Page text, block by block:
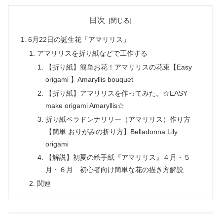
目次
6月22日の誕生花「アマリリス」
アマリリスを折り紙などで工作する
【折り紙】簡単お花！アマリリスの花束【Easy
origami 】Amaryllis bouquet
【折り紙】アマリリスを作ってみた。☆EASY
make origami Amaryllis☆
折り紙ベラドンナリリー（アマリリス）作り方
【簡単 おりがみの折り方】Belladonna Lily
origami
【解説】初夏の絵手紙『アマリリス』４月・５
月・６月 初心者向け簡単な花の描き方解説
関連